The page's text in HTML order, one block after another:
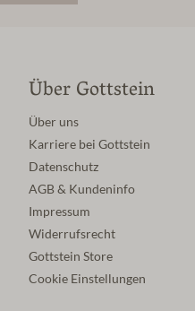
Über Gottstein
Über uns
Karriere bei Gottstein
Datenschutz
AGB & Kundeninfo
Impressum
Widerrufsrecht
Gottstein Store
Cookie Einstellungen